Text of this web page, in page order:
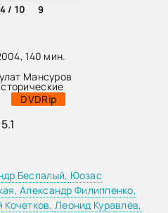
140 мин.
Мансуров
DVDRip
5.1
/ 10
9
Беспалый, Юозас
Александр Филиппенко,
Кочетков,Леонид Куравлёв,